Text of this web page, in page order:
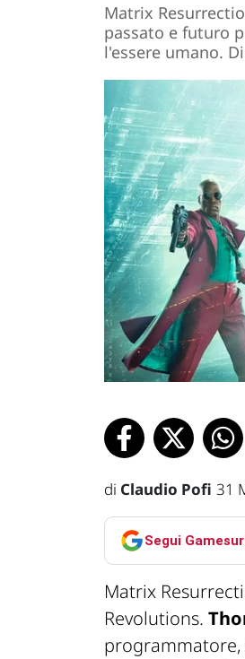
Matrix
passato e futuro
l'essere umano.
di Claudio Pofi 31
Segui
Matrix
Revolutions.